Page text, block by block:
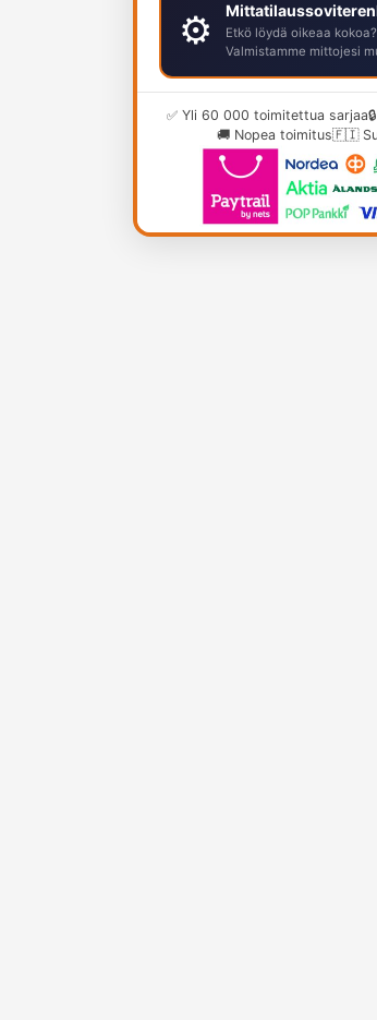
⚙️
Etkö löydä oikeaa kokoa?
Valmistamme mittojesi
✅ Yli 60 000 toimitettua sarjaa
🚚 Nopea toimitus🇫🇮